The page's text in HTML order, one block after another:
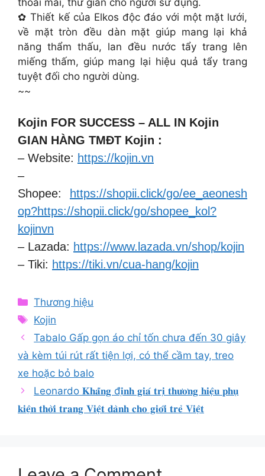
✿ Thiết kế của Elkos độc đáo với một mặt lưới,
về mặt tròn đều dàn mặt giúp mang lại khả
năng thẩm thấu, lan đều nước tẩy trang lên
miếng thấm, giúp mang lại hiệu quả tẩy trang
tuyệt đối cho người dùng.
~~
Kojin FOR SUCCESS – ALL IN Kojin
GIAN HÀNG TMĐT Kojin :
– Website: https://kojin.vn
–
Shopee:
https://shopii.click/go/ee_aeonesh
op?https://shopii.click/go/shopee_kol?
kojinvn
– Lazada: https://www.lazada.vn/shop/kojin
– Tiki: https://tiki.vn/cua-hang/kojin
Categories
Thương hiệu
Tags
Kojin
Tabalo Gấp gọn áo chỉ tốn chưa đến 30 giây
và kèm túi rút rất tiện lợi, có thể cầm tay, treo
xe hoặc bỏ balo
Leonardo 𝐊𝐡𝐚̆̉𝐧𝐠 đ𝐢̣𝐧𝐡 𝐠𝐢𝐚́ 𝐭𝐫𝐢̣ 𝐭𝐡𝐮̛𝐨̛𝐧𝐠 𝐡𝐢𝐞̣̂𝐮 𝐩𝐡𝐮̣
𝐤𝐢𝐞̣̂𝐧 𝐭𝐡𝐨̛̀𝐢 𝐭𝐫𝐚𝐧𝐠 𝐕𝐢𝐞̣̂𝐭 𝐝𝐚̀𝐧𝐡 𝐜𝐡𝐨 𝐠𝐢𝐨̛́𝐢 𝐭𝐫𝐞̉ 𝐕𝐢𝐞̣̂𝐭